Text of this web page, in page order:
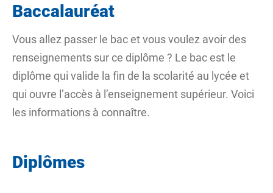
Baccalauréat
Vous allez passer le bac et vous voulez avoir des
renseignements sur ce diplôme ? Le bac est le
diplôme qui valide la fin de la scolarité au lycée et
qui ouvre l’accès à l’enseignement supérieur. Voici
les informations à connaître.
Diplômes